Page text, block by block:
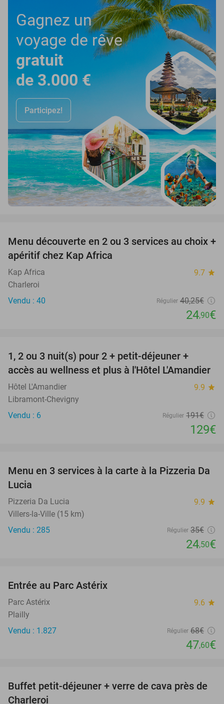
Gagnez un
voyage de rêve
gratuit
de 3.000 €
Participez!
38%
Menu découverte en 2 ou 3 services au choix +
apéritif chez Kap Africa
Kap Africa 9.7 star
Charleroi
Vendu : 40
Régulier 40,25€
24,90€
TODAY
1, 2 ou 3 nuit(s) pour 2 + petit-déjeuner +
accès au wellness et plus à l'Hôtel L'Amandier
Hôtel L'Amandier 9.9 star
Libramont-Chevigny
Vendu : 6
Régulier 191€
129€
30%
Menu en 3 services à la carte à la Pizzeria Da
Lucia
Pizzeria Da Lucia 9.9 star
Villers-la-Ville (15 km)
Vendu : 285
Régulier 35€
24,50€
Entrée au Parc Astérix
Parc Astérix 9.6 star
Plailly
Vendu : 1.827
Régulier 68€
47,60€
35%
Buffet petit-déjeuner + verre de cava près de
Charleroi